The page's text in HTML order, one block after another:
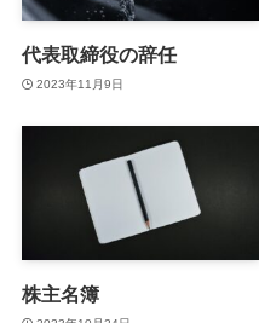
代表取締役の辞任
2023年11月9日
株主名簿